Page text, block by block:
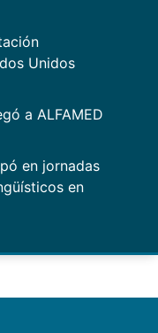
Unidos
a ALFAMED
en jornadas
en